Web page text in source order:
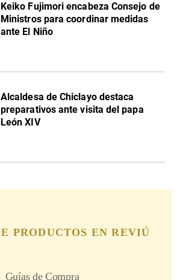
Keiko Fujimori encabeza Consejo de
Ministros para coordinar medidas
ante El Niño
Alcaldesa de Chiclayo destaca
preparativos ante visita del papa
León XIV